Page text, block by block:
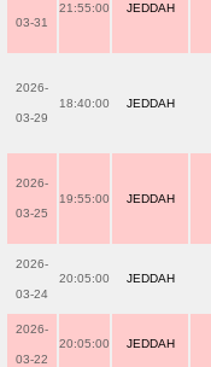
03-31
21:55:00 JEDDAH
2026-
03-29
18:40:00 JEDDAH
2026-
03-25
19:55:00 JEDDAH
2026-
03-24
20:05:00 JEDDAH
2026-
03-22
20:05:00 JEDDAH